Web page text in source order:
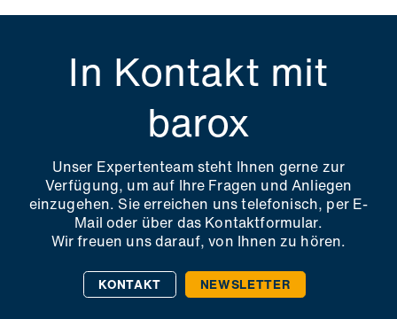
In Kontakt mit
barox
Unser Expertenteam steht Ihnen gerne zur
Verfügung, um auf Ihre Fragen und Anliegen
einzugehen. Sie erreichen uns telefonisch, per E-
Mail oder über das Kontaktformular.
Wir freuen uns darauf, von Ihnen zu hören.
KONTAKT NEWSLETTER